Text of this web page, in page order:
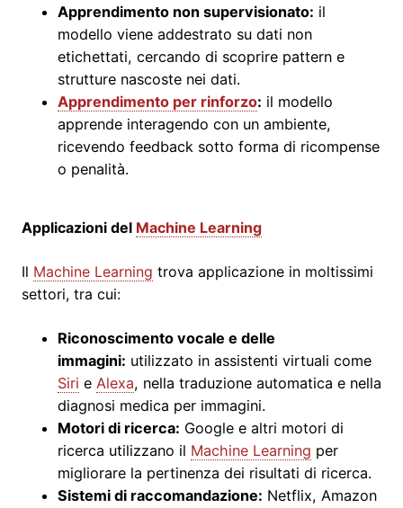
Apprendimento non supervisionato: il
modello viene addestrato su dati non
etichettati, cercando di scoprire pattern e
strutture nascoste nei dati.
Apprendimento per rinforzo: il modello
apprende interagendo con un ambiente,
ricevendo feedback sotto forma di ricompense
o penalità.
Applicazioni del Machine Learning
Il Machine Learning trova applicazione in moltissimi
settori, tra cui:
Riconoscimento vocale e delle
immagini: utilizzato in assistenti virtuali come
Siri e Alexa, nella traduzione automatica e nella
diagnosi medica per immagini.
Motori di ricerca: Google e altri motori di
ricerca utilizzano il Machine Learning per
migliorare la pertinenza dei risultati di ricerca.
Sistemi di raccomandazione: Netflix, Amazon